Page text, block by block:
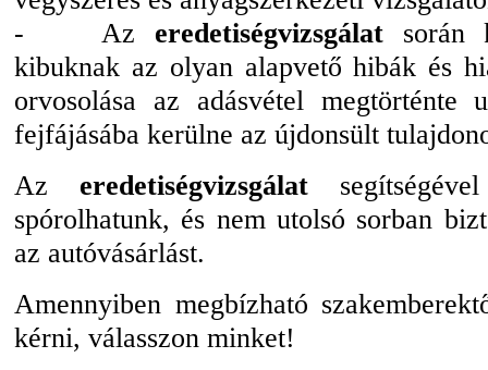
- Az eredetiségvizsgálatsorán
kibuknak az olyan alapvető hibák és
orvosolása az adásvétel megtörténte
fejfájásába kerülne az újdonsült
Az eredetiségvizsgálat
spórolhatunk, és nem utolsó sorban
az autóvásárlást.
Amennyiben megbízható
kérni, válasszon minket!